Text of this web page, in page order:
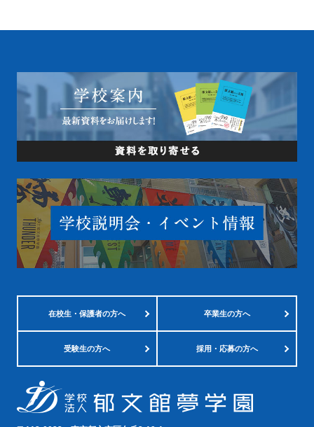
在校生・保護者の方へ 卒業生の方へ
受験生の方へ 採用・応募の方へ